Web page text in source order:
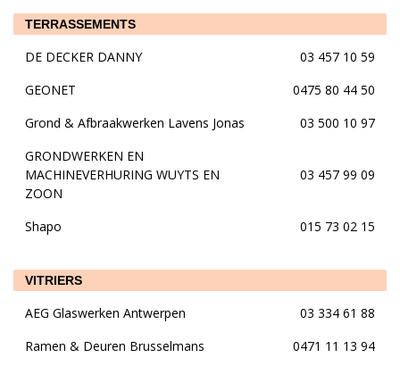
TERRASSEMENTS
DE DECKER DANNY
03 457 10 59
GEONET
0475 80 44 50
Grond & Afbraakwerken Lavens Jonas
03 500 10 97
GRONDWERKEN EN
MACHINEVERHURING WUYTS EN
ZOON
03 457 99 09
Shapo 015 73 02 15
VITRIERS
AEG Glaswerken Antwerpen
03 334 61 88
Ramen & Deuren Brusselmans
0471 11 13 94